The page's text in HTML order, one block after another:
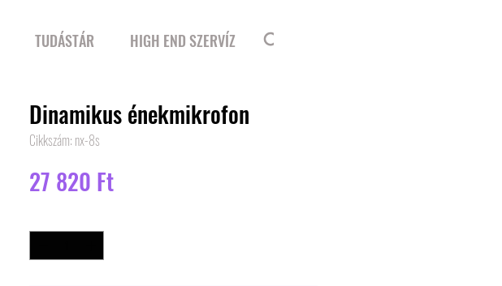
TUDÁSTÁR HIGH END SZERVÍZ
Dinamikus énekmikrofon
Cikkszám: nx-8s
27 820 FtÁr